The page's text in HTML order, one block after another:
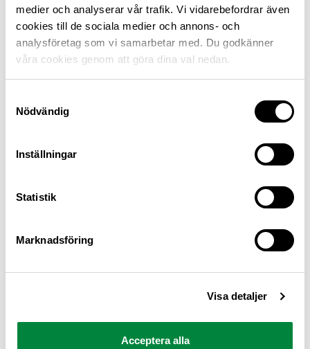
medier och analyserar vår trafik. Vi vidarebefordrar även
cookies till de sociala medier och annons- och
analysföretag som vi samarbetar med. Du godkänner
våra cookies genom att göra dina val nedan.
Nödvändig
Inställningar
Statistik
Marknadsföring
Visa detaljer
Acceptera alla
M Sverige är Sveriges största konsumentorganisation
för bilister och andra trafikanter
Ansvarig utgivare: Heléne Lilja
Pressrum
Om oss